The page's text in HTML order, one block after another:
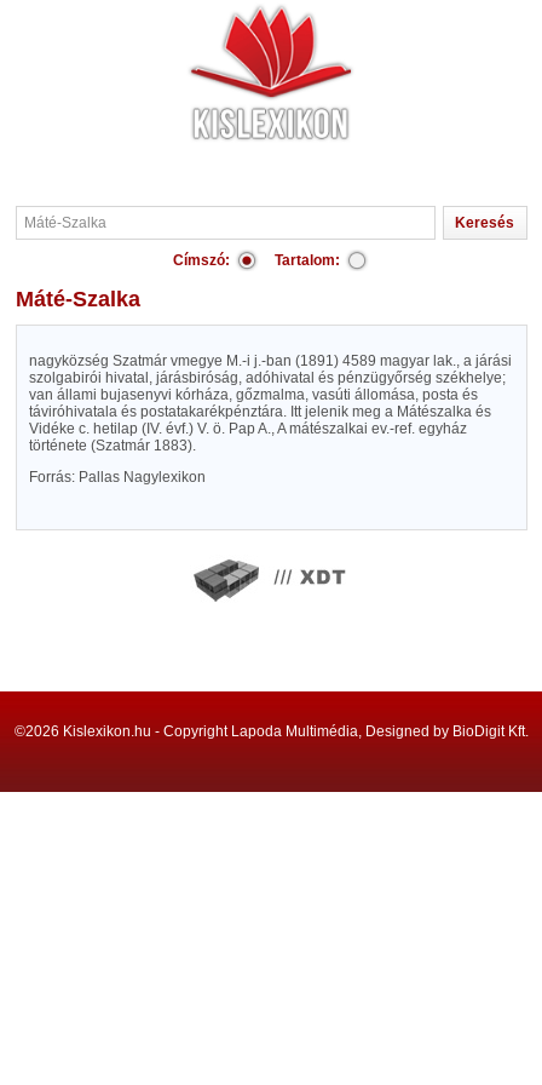
Címszó: Tartalom:
Máté-Szalka
nagyközség Szatmár vmegye M.-i j.-ban (1891) 4589 magyar lak., a járási
szolgabirói hivatal, járásbiróság, adóhivatal és pénzügyőrség székhelye;
van állami bujasenyvi kórháza, gőzmalma, vasúti állomása, posta és
táviróhivatala és postatakarékpénztára. Itt jelenik meg a Mátészalka és
Vidéke c. hetilap (IV. évf.) V. ö. Pap A., A mátészalkai ev.-ref. egyház
története (Szatmár 1883).
Forrás: Pallas Nagylexikon
©2026 Kislexikon.hu - Copyright Lapoda Multimédia, Designed by BioDigit Kft.